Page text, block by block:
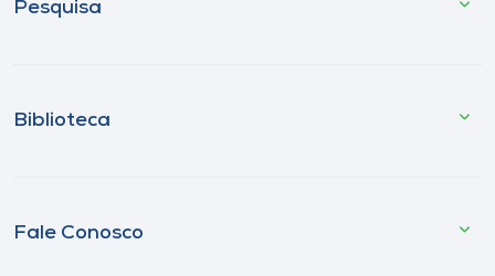
Pesquisa
Biblioteca
Fale Conosco